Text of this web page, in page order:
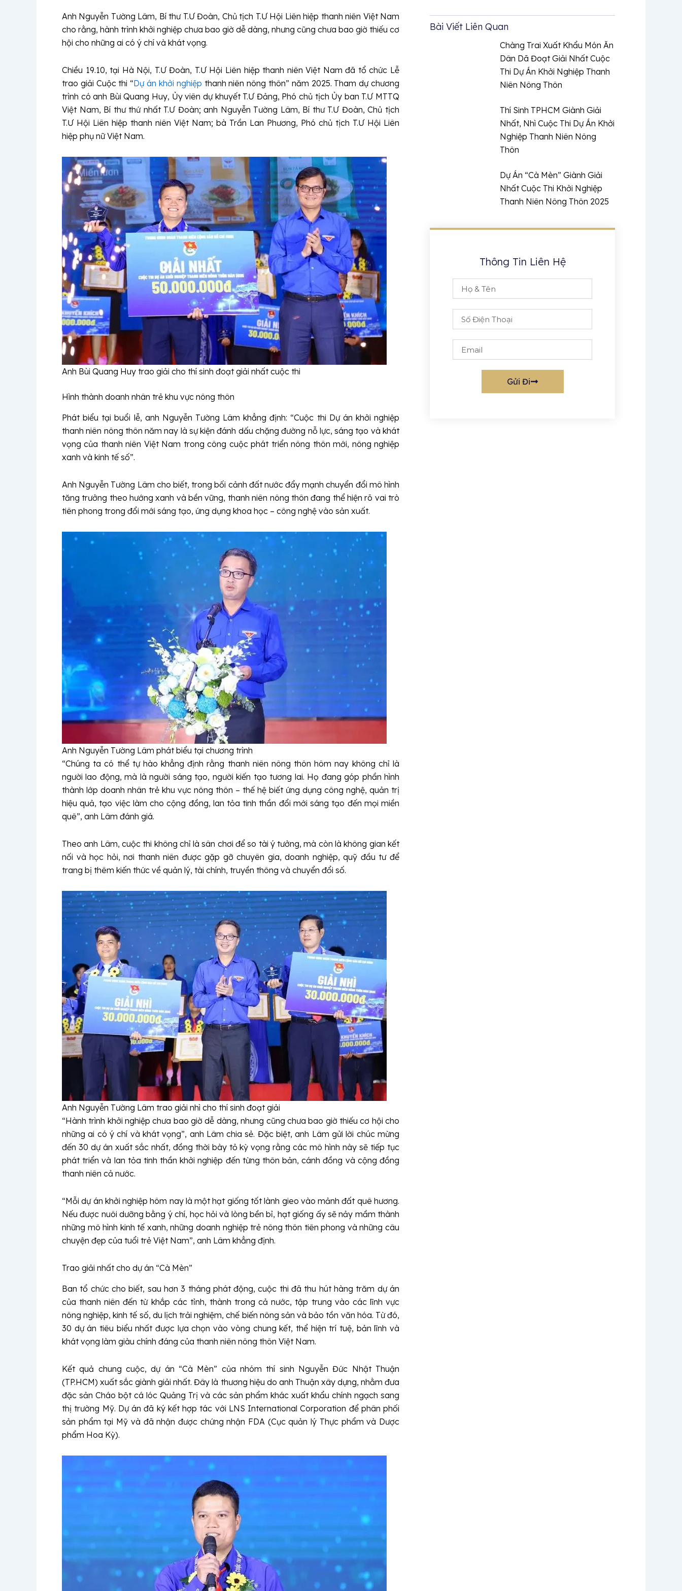
Anh Nguyễn Tường Lâm, Bí thư T.Ư Đoàn, Chủ tịch T.Ư Hội Liên hiệp thanh niên Việt Nam
cho rằng, hành trình khởi nghiệp chưa bao giờ dễ dàng, nhưng cũng chưa bao giờ thiếu cơ
hội cho những ai có ý chí và khát vọng.
Chiều 19.10, tại Hà Nội, T.Ư Đoàn, T.Ư Hội Liên hiệp thanh niên Việt Nam đã tổ chức Lễ
trao giải Cuộc thi “Dự án khởi nghiệp thanh niên nông thôn” năm 2025. Tham dự chương
trình có anh Bùi Quang Huy, Ủy viên dự khuyết T.Ư Đảng, Phó chủ tịch Ủy ban T.Ư MTTQ
Việt Nam, Bí thư thứ nhất T.Ư Đoàn; anh Nguyễn Tường Lâm, Bí thư T.Ư Đoàn, Chủ tịch
T.Ư Hội Liên hiệp thanh niên Việt Nam; bà Trần Lan Phương, Phó chủ tịch T.Ư Hội Liên
hiệp phụ nữ Việt Nam.
Anh Bùi Quang Huy trao giải cho thí sinh đoạt giải nhất cuộc thi
Hình thành doanh nhân trẻ khu vực nông thôn
Phát biểu tại buổi lễ, anh Nguyễn Tường Lâm khẳng định: “Cuộc thi Dự án khởi nghiệp
thanh niên nông thôn năm nay là sự kiện đánh dấu chặng đường nỗ lực, sáng tạo và khát
vọng của thanh niên Việt Nam trong công cuộc phát triển nông thôn mới, nông nghiệp
xanh và kinh tế số”.
Anh Nguyễn Tường Lâm cho biết, trong bối cảnh đất nước đẩy mạnh chuyển đổi mô hình
tăng trưởng theo hướng xanh và bền vững, thanh niên nông thôn đang thể hiện rõ vai trò
tiên phong trong đổi mới sáng tạo, ứng dụng khoa học – công nghệ vào sản xuất.
Anh Nguyễn Tường Lâm phát biểu tại chương trình
“Chúng ta có thể tự hào khẳng định rằng thanh niên nông thôn hôm nay không chỉ là
người lao động, mà là người sáng tạo, người kiến tạo tương lai. Họ đang góp phần hình
thành lớp doanh nhân trẻ khu vực nông thôn – thế hệ biết ứng dụng công nghệ, quản trị
hiệu quả, tạo việc làm cho cộng đồng, lan tỏa tinh thần đổi mới sáng tạo đến mọi miền
quê”, anh Lâm đánh giá.
Theo anh Lâm, cuộc thi không chỉ là sân chơi để so tài ý tưởng, mà còn là không gian kết
nối và học hỏi, nơi thanh niên được gặp gỡ chuyên gia, doanh nghiệp, quỹ đầu tư để
trang bị thêm kiến thức về quản lý, tài chính, truyền thông và chuyển đổi số.
Anh Nguyễn Tường Lâm trao giải nhì cho thí sinh đoạt giải
“Hành trình khởi nghiệp chưa bao giờ dễ dàng, nhưng cũng chưa bao giờ thiếu cơ hội cho
những ai có ý chí và khát vọng”, anh Lâm chia sẻ. Đặc biệt, anh Lâm gửi lời chúc mừng
đến 30 dự án xuất sắc nhất, đồng thời bày tỏ kỳ vọng rằng các mô hình này sẽ tiếp tục
phát triển và lan tỏa tinh thần khởi nghiệp đến từng thôn bản, cánh đồng và cộng đồng
thanh niên cả nước.
“Mỗi dự án khởi nghiệp hôm nay là một hạt giống tốt lành gieo vào mảnh đất quê hương.
Nếu được nuôi dưỡng bằng ý chí, học hỏi và lòng bền bỉ, hạt giống ấy sẽ nảy mầm thành
những mô hình kinh tế xanh, những doanh nghiệp trẻ nông thôn tiên phong và những câu
chuyện đẹp của tuổi trẻ Việt Nam”, anh Lâm khẳng định.
Trao giải nhất cho dự án “Cà Mèn”
Ban tổ chức cho biết, sau hơn 3 tháng phát động, cuộc thi đã thu hút hàng trăm dự án
của thanh niên đến từ khắp các tỉnh, thành trong cả nước, tập trung vào các lĩnh vực
nông nghiệp, kinh tế số, du lịch trải nghiệm, chế biến nông sản và bảo tồn văn hóa. Từ đó,
30 dự án tiêu biểu nhất được lựa chọn vào vòng chung kết, thể hiện trí tuệ, bản lĩnh và
khát vọng làm giàu chính đáng của thanh niên nông thôn Việt Nam.
Kết quả chung cuộc, dự án “Cà Mèn” của nhóm thí sinh Nguyễn Đức Nhật Thuận
(TP.HCM) xuất sắc giành giải nhất. Đây là thương hiệu do anh Thuận xây dựng, nhằm đưa
đặc sản Cháo bột cá lóc Quảng Trị và các sản phẩm khác xuất khẩu chính ngạch sang
thị trường Mỹ. Dự án đã ký kết hợp tác với LNS International Corporation để phân phối
sản phẩm tại Mỹ và đã nhận được chứng nhận FDA (Cục quản lý Thực phẩm và Dược
phẩm Hoa Kỳ).
Bài Viết Liên Quan
Chàng Trai Xuất Khẩu Món Ăn
Dân Dã Đoạt Giải Nhất Cuộc
Thi Dự Án Khởi Nghiệp Thanh
Niên Nông Thôn
Thí Sinh TPHCM Giành Giải
Nhất, Nhì Cuộc Thi Dự Án Khởi
Nghiệp Thanh Niên Nông
Thôn
Dự Án “Cà Mèn” Giành Giải
Nhất Cuộc Thi Khởi Nghiệp
Thanh Niên Nông Thôn 2025
Thông Tin Liên Hệ
Gửi Đi